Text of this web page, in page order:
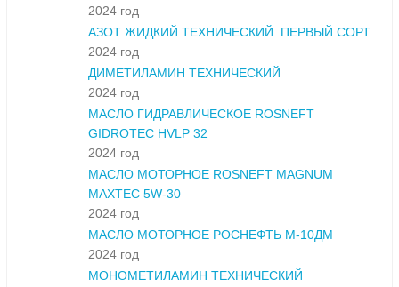
2024 год
АЗОТ ЖИДКИЙ ТЕХНИЧЕСКИЙ. ПЕРВЫЙ СОРТ
2024 год
ДИМЕТИЛАМИН ТЕХНИЧЕСКИЙ
2024 год
МАСЛО ГИДРАВЛИЧЕСКОЕ ROSNEFT
GIDROTEC HVLP 32
2024 год
МАСЛО МОТОРНОЕ ROSNEFT MAGNUM
MAXTEC 5W-30
2024 год
МАСЛО МОТОРНОЕ РОСНЕФТЬ М-10ДМ
2024 год
МОНОМЕТИЛАМИН ТЕХНИЧЕСКИЙ